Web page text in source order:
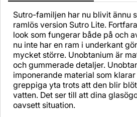
Sutro-familjen har nu blivit ännu
ramlös version Sutro Lite.
look som fungerar både på och
nu inte har en ram i underkant
mycket större. Unobtanium är
och gummerade detaljer.
imponerande material som
greppiga yta trots att den blir
vatten. Det ser till att dina
oavsett situation.